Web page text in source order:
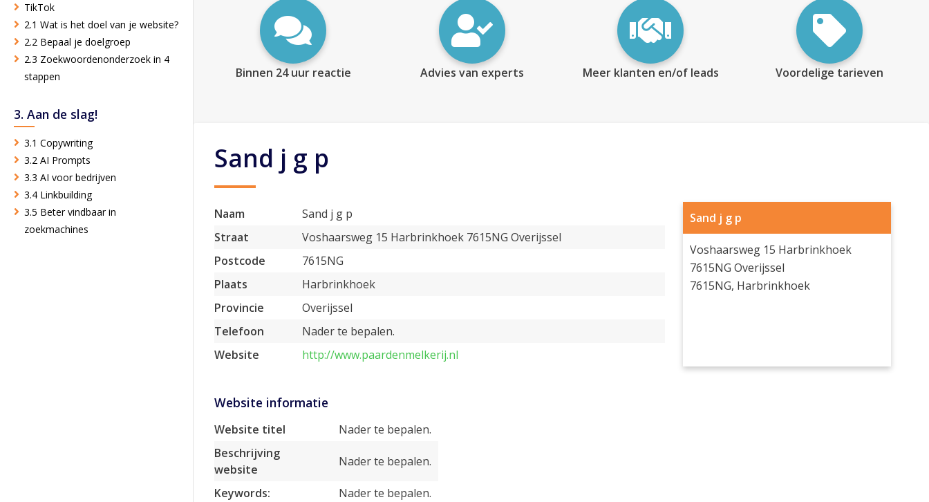
TikTok
2.1 Wat is het doel van je website?
2.2 Bepaal je doelgroep
2.3 Zoekwoordenonderzoek in 4
stappen
3. Aan de slag!
3.1 Copywriting
3.2 AI Prompts
3.3 AI voor bedrijven
3.4 Linkbuilding
3.5 Beter vindbaar in
zoekmachines
Binnen 24 uur reactie Advies van experts Meer klanten en/of leads Voordelige tarieven
Sand j g p
Naam
Sand j g p
Straat
Voshaarsweg 15 Harbrinkhoek 7615NG Overijssel
Postcode
7615NG
Plaats
Harbrinkhoek
Provincie
Overijssel
Telefoon
Nader te bepalen.
Website
http://www.paardenmelkerij.nl
Sand j g p
Voshaarsweg 15 Harbrinkhoek
7615NG Overijssel
7615NG, Harbrinkhoek
Website informatie
Website titel
Nader te bepalen.
Beschrijving
website
Nader te bepalen.
Keywords: Nader te bepalen.